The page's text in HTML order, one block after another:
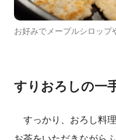
お好みでメープルシロップ
すりおろしの一
すっかり、おろし料理